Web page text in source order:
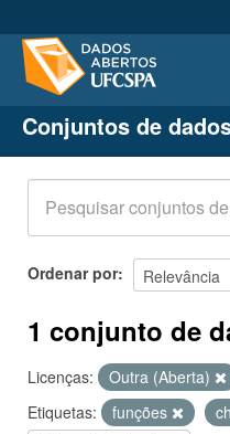
Conjuntos de dados
Organizações
Grupos
Sobre
Conjuntos de
Ordenar por
1 conjunto de
Licenças: Outra (Aberta)
Etiquetas:
funções